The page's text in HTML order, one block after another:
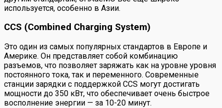
используется, особенно в Азии.
CCS (Combined Charging System)
Это один из самых популярных стандартов в Европе и
Америке. Он представляет собой комбинацию
разъемов, что позволяет заряжать как на уровне уровня
постоянного тока, так и переменного. Современные
станции зарядки с поддержкой CCS могут достигать
мощности до 350 кВт, что обеспечивает очень быстрое
восполнение энергии — за 10-20 минут.